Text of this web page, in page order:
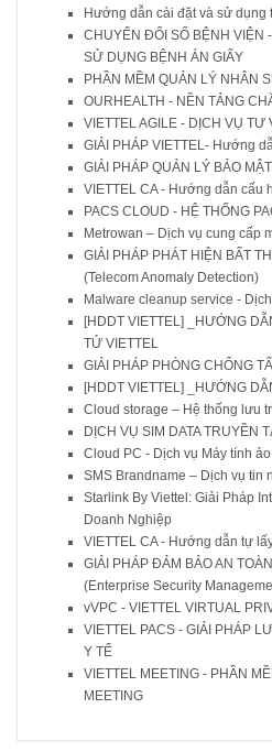
Hướng dẫn cài đặt và sử dụng
CHUYỂN ĐỔI SỐ BỆNH VIỆN
SỬ DỤNG BỆNH ÁN GIẤY
PHẦN MỀM QUẢN LÝ NHÂN
OURHEALTH - NỀN TẢNG
VIETTEL AGILE - DỊCH VỤ
GIẢI PHÁP VIETTEL- Hướng
GIẢI PHÁP QUẢN LÝ BẢO
VIETTEL CA - Hướng dẫn cấu
PACS CLOUD - HỆ THỐNG
Metrowan – Dịch vụ cung cấp
GIẢI PHÁP PHÁT HIỆN BẤT
(Telecom Anomaly Detection)
Malware cleanup service -
[HDDT VIETTEL] _HƯỚNG
TỬ VIETTEL
GIẢI PHÁP PHÒNG CHỐNG
[HDDT VIETTEL] _HƯỚNG
Cloud storage – Hệ thống lưu
DỊCH VỤ SIM DATA TRUYỀN
Cloud PC - Dịch vụ Máy tính ảo
SMS Brandname – Dịch vụ tin
Starlink By Viettel: Giải Pháp
Doanh Nghiệp
VIETTEL CA - Hướng dẫn tự
GIẢI PHÁP ĐẢM BẢO AN
(Enterprise Security
vVPC - VIETTEL VIRTUAL
VIETTEL PACS - GIẢI PHÁP
Y TẾ
VIETTEL MEETING - PHẦN
MEETING